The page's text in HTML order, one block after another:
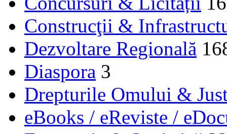
Construcţii &
Dezvoltare Regională
Diaspora 3
Drepturile Omului &
eBooks / eReviste /